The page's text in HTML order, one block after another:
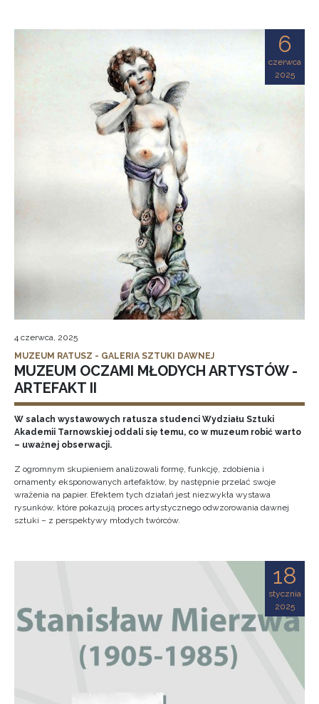
6
czerwca
2025
4 czerwca, 2025
MUZEUM RATUSZ - GALERIA SZTUKI DAWNEJ
MUZEUM OCZAMI MŁODYCH ARTYSTÓW -
ARTEFAKT II
W salach wystawowych ratusza studenci Wydziału Sztuki
Akademii Tarnowskiej oddali się temu, co w muzeum robić warto
– uważnej obserwacji.
Z ogromnym skupieniem analizowali formę, funkcję, zdobienia i
ornamenty eksponowanych artefaktów, by następnie przelać swoje
wrażenia na papier. Efektem tych działań jest niezwykła wystawa
rysunków, które pokazują proces artystycznego odwzorowania dawnej
sztuki – z perspektywy młodych twórców.
18
stycznia
2025